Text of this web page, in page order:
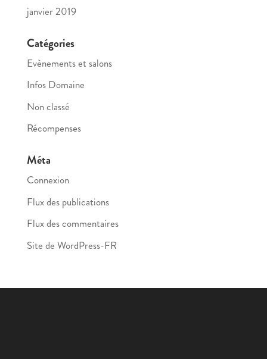
janvier 2019
Catégories
Evènements et salons
Infos Domaine
Non classé
Récompenses
Méta
Connexion
Flux des publications
Flux des commentaires
Site de WordPress-FR